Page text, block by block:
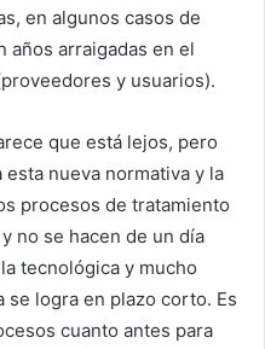
en algunos casos de
años arraigadas en el
y usuarios).
que está lejos, pero
nueva normativa y la
procesos de tratamiento
no se hacen de un día
tecnológica y mucho
se logra en plazo corto. Es
cuanto antes para